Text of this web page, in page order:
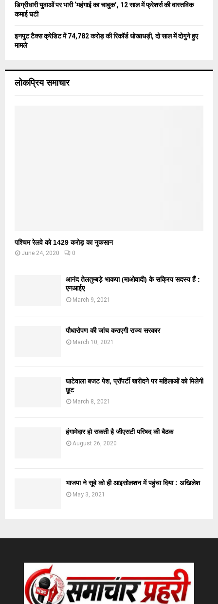
डिग्रीधारी युवाओं पर भारी ‘महंगाई का चाबुक’, 12 साल में फ्रेशर्स की वास्तविक
कमाई घटी
इनपुट टैक्स क्रेडिट में 74,782 करोड़ की रिकॉर्ड धोखाधड़ी, दो साल में दोगुने हुए
मामले
लोकप्रिय समाचार
पश्चिम रेलवे को 1429 करोड़ का नुकसान
June 24, 2020 0
आनंद तेलतुम्बड़े भाकपा (माओवादी) के सक्रिय सदस्य हैं :
एनआईए
March 9, 2021
पौधारोपण की जांच कराएगी राज्य सरकार
March 10, 2021
घाटेवाला बजट पेश, प्रॉपर्टी खरीदने पर महिलाओं को मिलेगी
छूट
March 8, 2021
हंगामेदार हो सकती है जीएसटी परिषद की बैठक
August 26, 2020
भाजपा ने सूबे को ही आइसोलशन में पहुंचा दिया : अखिलेश
May 3, 2021